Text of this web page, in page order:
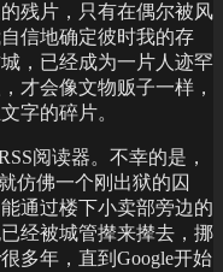
残片，只有在偶尔被风
信地确定彼时我的存
，已经成为一片人迹罕
才会像文物贩子一样，
字的碎片。
阅读器。不幸的是，
仿佛一个刚出狱的囚
通过楼下小卖部旁边的
经被城管撵来撵去，挪
多年，直到Google开始